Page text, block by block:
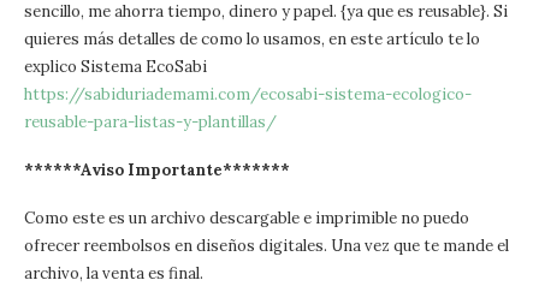
sencillo, me ahorra tiempo, dinero y papel. {ya que es reusable}. Si
quieres más detalles de como lo usamos, en este artículo te lo
explico Sistema EcoSabi
https://sabiduriademami.com/ecosabi-sistema-ecologico-
reusable-para-listas-y-plantillas/
******Aviso Importante*******
Como este es un archivo descargable e imprimible no puedo
ofrecer reembolsos en diseños digitales. Una vez que te mande el
archivo, la venta es final.